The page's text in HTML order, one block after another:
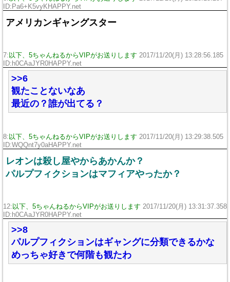
ID:Pa6+K5vyKHAPPY.net
アメリカンギャングスター
7: 以下、5ちゃんねるからVIPがお送りします 2017/11/20(月) 13:28:56.185
ID:h0CAaJYR0HAPPY.net
>>6
観たことないなあ
最近の？誰が出てる？
8: 以下、5ちゃんねるからVIPがお送りします 2017/11/20(月) 13:29:38.505
ID:WQQnt7y0aHAPPY.net
レオンは殺し屋やからあかんか？
パルプフィクションはマフィアやったか？
12: 以下、5ちゃんねるからVIPがお送りします 2017/11/20(月) 13:31:37.358
ID:h0CAaJYR0HAPPY.net
>>8
パルプフィクションはギャングに分類できるかな
めっちゃ好きで何階も観たわ